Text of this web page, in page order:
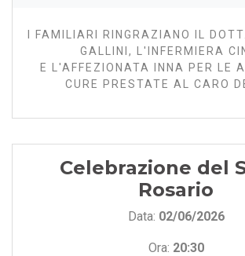
I FAMILIARI RINGRAZIANO IL
GALLINI, L'INFERMIERA
E L'AFFEZIONATA INNA PER LE
CURE PRESTATE AL CARO
Celebrazione del
Rosario
Data: 02/06/2026
Ora: 20:30